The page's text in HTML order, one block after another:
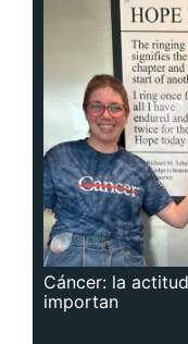
Cáncer: la
importan